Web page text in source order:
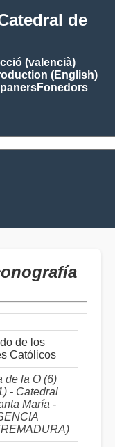
de
(valencià)
(English)
Fonedors
de los
Católicos
de la O (6)
- Catedral
María -